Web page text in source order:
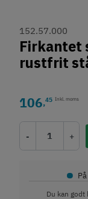
152.57.000
Firkantet
rustfrit
106,45 Inkl. moms
- +
•
Du kan